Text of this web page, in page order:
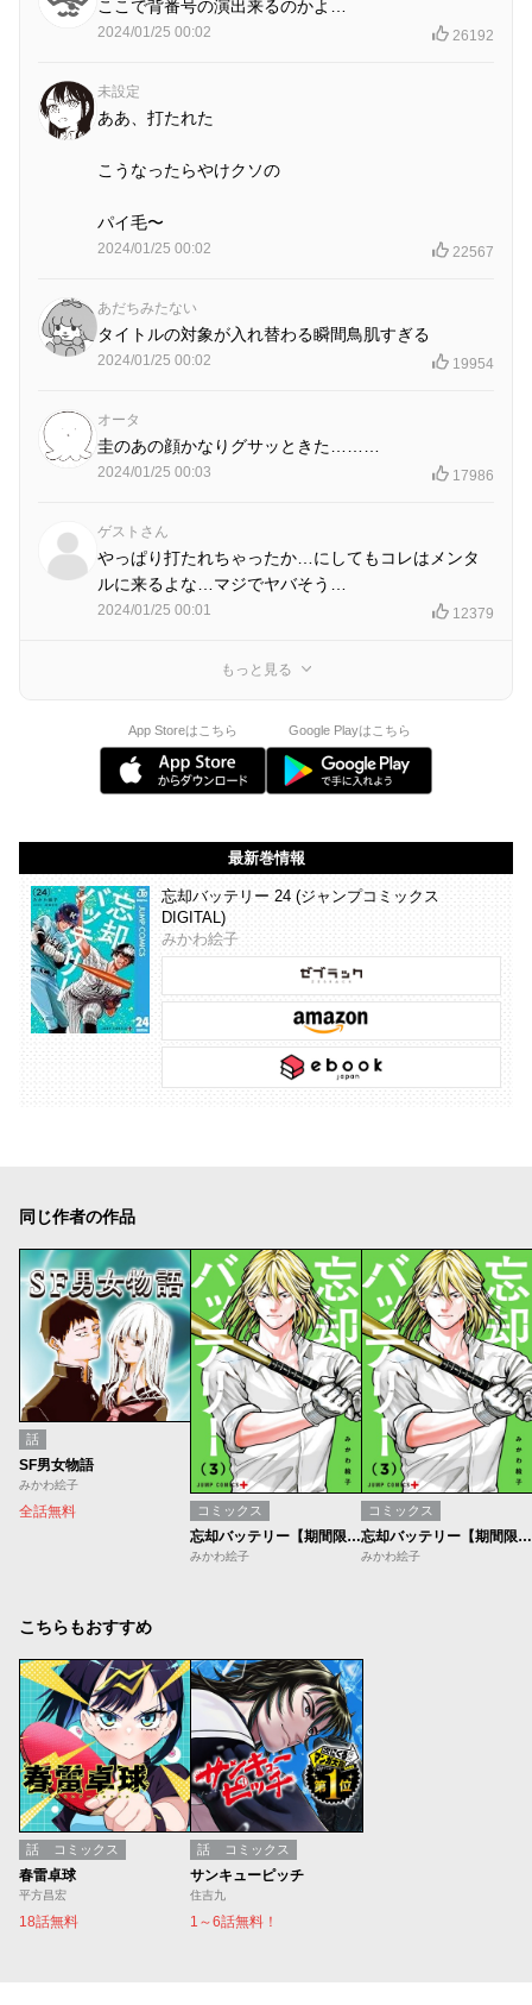
ここで背番号の演出来るのかよ…
2024/01/25 00:02 26192
未設定
ああ、打たれた
こうなったらやけクソの
パイ毛〜
2024/01/25 00:02 22567
あだちみたない
タイトルの対象が入れ替わる瞬間鳥肌すぎる
2024/01/25 00:02 19954
オータ
圭のあの顔かなりグサッときた………
2024/01/25 00:03 17986
ゲストさん
やっぱり打たれちゃったか…にしてもコレはメンタ
ルに来るよな…マジでヤバそう…
2024/01/25 00:01 12379
もっと見る
App Storeはこちら Google Playはこちら
最新巻情報
忘却バッテリー 24 (ジャンプコミックス
DIGITAL)
みかわ絵子
同じ作者の作品
話
SF男女物語
みかわ絵子
全話無料 コミックス
忘却バッテリー【期間限定無料】
みかわ絵子
コミックス
忘却バッテリー【期間限定無料】
みかわ絵子
こちらもおすすめ
話 コミックス
春雷卓球
平方昌宏
18話無料
話 コミックス
サンキューピッチ
住吉九
1～6話無料！